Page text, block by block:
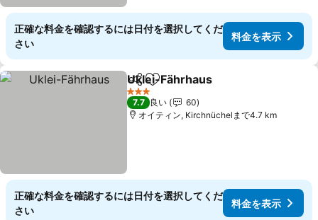
正確な料金を確認するには日付を選択してくだ
さい
料金を表示
シェアお気に入りに追加
Uklei-Fährhaus
3 ホテルのランク
7.7 良い
60
オイティン, Kirchnüchelまで4.7 km
正確な料金を確認するには日付を選択してくだ
さい
料金を表示